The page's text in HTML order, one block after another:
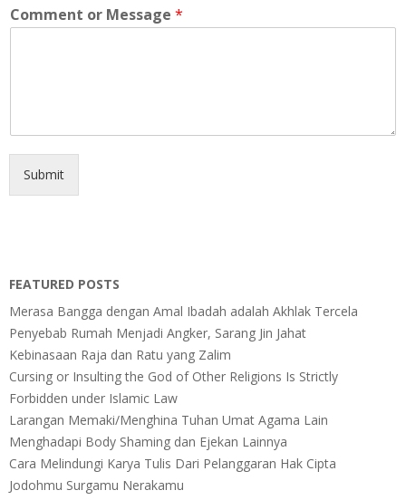
Comment or Message *
Submit
FEATURED POSTS
Merasa Bangga dengan Amal Ibadah adalah Akhlak Tercela
Penyebab Rumah Menjadi Angker, Sarang Jin Jahat
Kebinasaan Raja dan Ratu yang Zalim
Cursing or Insulting the God of Other Religions Is Strictly
Forbidden under Islamic Law
Larangan Memaki/Menghina Tuhan Umat Agama Lain
Menghadapi Body Shaming dan Ejekan Lainnya
Cara Melindungi Karya Tulis Dari Pelanggaran Hak Cipta
Jodohmu Surgamu Nerakamu